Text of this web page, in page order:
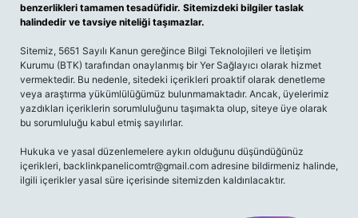
benzerlikleri tamamen tesadüfidir. Sitemizdeki bilgiler taslak
halindedir ve tavsiye niteliği taşımazlar.
Sitemiz, 5651 Sayılı Kanun gereğince Bilgi Teknolojileri ve İletişim
Kurumu (BTK) tarafından onaylanmış bir Yer Sağlayıcı olarak hizmet
vermektedir. Bu nedenle, sitedeki içerikleri proaktif olarak denetleme
veya araştırma yükümlülüğümüz bulunmamaktadır. Ancak, üyelerimiz
yazdıkları içeriklerin sorumluluğunu taşımakta olup, siteye üye olarak
bu sorumluluğu kabul etmiş sayılırlar.
Hukuka ve yasal düzenlemelere aykırı olduğunu düşündüğünüz
içerikleri, backlinkpanelicomtr@gmail.com adresine bildirmeniz halinde,
ilgili içerikler yasal süre içerisinde sitemizden kaldırılacaktır.